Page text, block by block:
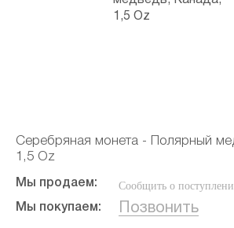
Серебряная монета - Полярный
1,5 Oz
Мы продаем: Сообщить о
Мы покупаем: Позвонить